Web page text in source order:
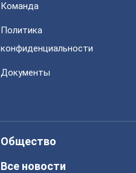
Команда
Политика
конфиденциальности
Документы
Общество
Все новости